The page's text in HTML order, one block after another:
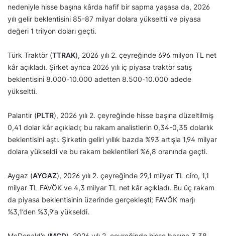
nedeniyle hisse başına kârda hafif bir sapma yaşasa da, 2026
yılı gelir beklentisini 85-87 milyar dolara yükseltti ve piyasa
değeri 1 trilyon doları geçti.
Türk Traktör (TTRAK), 2026 yılı 2. çeyreğinde 696 milyon TL net
kâr açıkladı. Şirket ayrıca 2026 yılı iç piyasa traktör satış
beklentisini 8.000-10.000 adetten 8.500-10.000 adede
yükseltti.
Palantir (PLTR), 2026 yılı 2. çeyreğinde hisse başına düzeltilmiş
0,41 dolar kâr açıkladı; bu rakam analistlerin 0,34-0,35 dolarlık
beklentisini aştı. Şirketin geliri yıllık bazda %93 artışla 1,94 milyar
dolara yükseldi ve bu rakam beklentileri %6,8 oranında geçti.
Aygaz (AYGAZ), 2026 yılı 2. çeyreğinde 29,1 milyar TL ciro, 1,1
milyar TL FAVÖK ve 4,3 milyar TL net kâr açıkladı. Bu üç rakam
da piyasa beklentisinin üzerinde gerçekleşti; FAVÖK marjı
%3,1’den %3,9’a yükseldi.